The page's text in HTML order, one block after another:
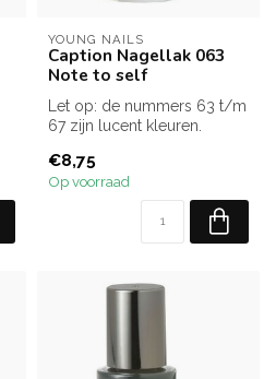
YOUNG NAILS
Caption Nagellak 063
Note to self
Let op: de nummers 63 t/m
67 zijn lucent kleuren.
D...
€8,75
Op voorraad